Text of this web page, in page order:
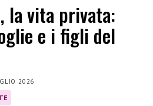
la vita privata:
e i figli del
2026